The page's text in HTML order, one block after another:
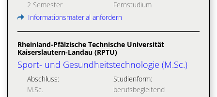
2 Semester
Fernstudium
Informationsmaterial anfordern
Rheinland-Pfälzische Technische Universität
Kaiserslautern-Landau (RPTU)
Sport- und Gesundheitstechnologie (M.Sc.)
Abschluss:
M.Sc.
Studienform:
berufsbegleitend